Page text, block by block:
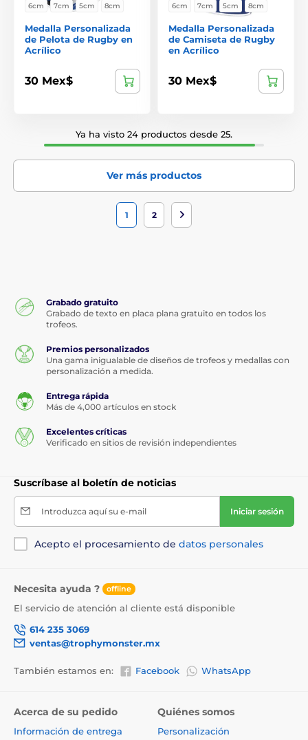
6cm 7cm 5cm 8cm
Medalla Personalizada
de Pelota de Rugby en
Acrílico
30 Mex$
6cm 7cm 5cm 8cm
Medalla Personalizada
de Camiseta de Rugby
en Acrílico
30 Mex$
Ya ha visto 24 productos desde 25.
Ver más productos
1 2
Grabado gratuito
Grabado de texto en placa plana gratuito en todos los
trofeos.
Premios personalizados
Una gama inigualable de diseños de trofeos y medallas con
personalización a medida.
Entrega rápida
Más de 4,000 artículos en stock
Excelentes críticas
Verificado en sitios de revisión independientes
Suscríbase al boletín de noticias
Introduzca aquí su e-mail Iniciar sesión
Acepto el procesamiento de datos personales
Necesita ayuda ? offline
El servicio de atención al cliente está disponible
614 235 3069
ventas@trophymonster.mx
También estamos en: Facebook WhatsApp
Acerca de su pedido
Información de entrega
Quiénes somos
Personalización